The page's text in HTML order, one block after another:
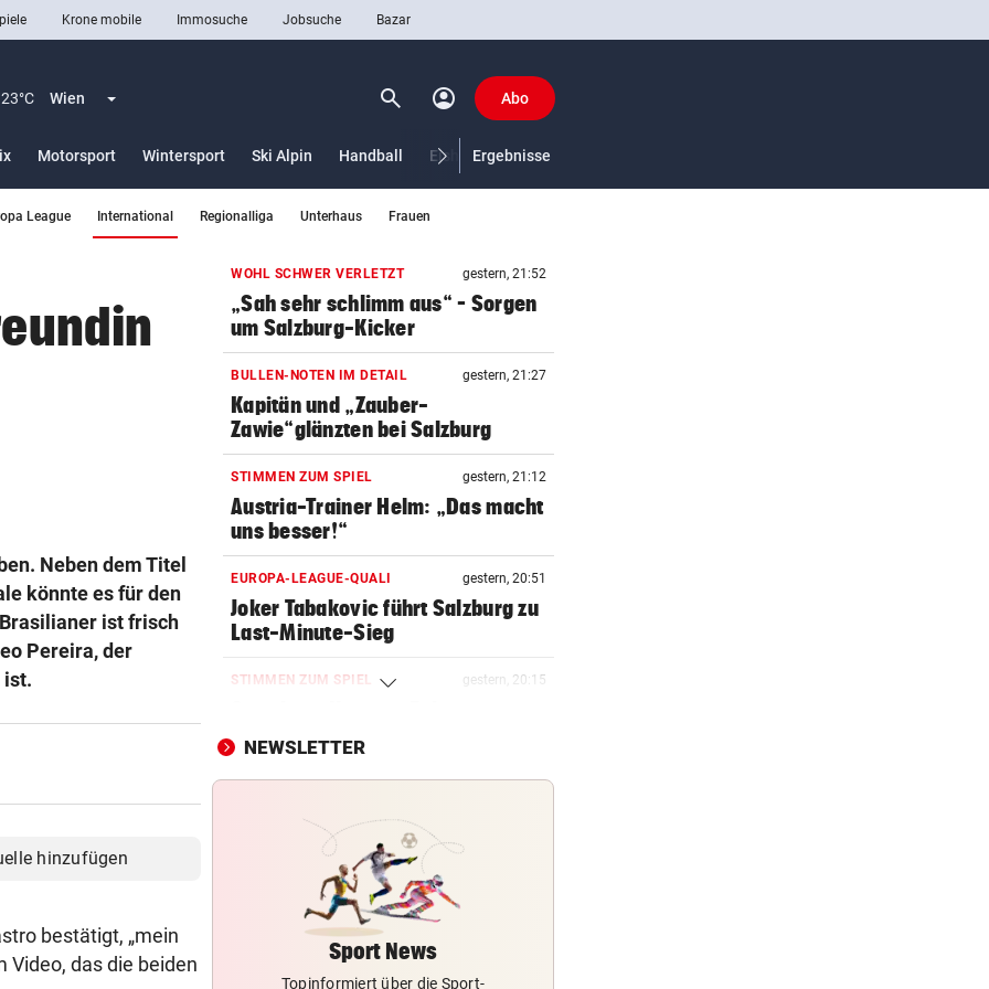
Krone mobile Immosuche Jobsuche Bazar
23°C Wien Menü aufklappen search Suchen
account_circle Abo
Motorsport Wintersport Ski Alpin Handball Eishockey US-Sport
Ergebnisse
League International Regionalliga Unterhaus Frauen
Neben dem Titel
könnte es für den
ist frisch
Pereira, der
ist.
hinzufügen
bestätigt, „mein
Video, das die beiden
WOHL SCHWER VERLETZT gestern, 21:52
„Sah sehr schlimm aus“ – Sorgen
um Salzburg-Kicker
BULLEN-NOTEN IM DETAIL gestern, 21:27
Kapitän und „Zauber-
Zawie“glänzten bei Salzburg
STIMMEN ZUM SPIEL gestern, 21:12
Austria-Trainer Helm: „Das macht
uns besser!“
EUROPA-LEAGUE-QUALI gestern, 20:51
Joker Tabakovic führt Salzburg zu
Last-Minute-Sieg
STIMMEN ZUM SPIEL gestern, 20:15
superhappy nach Hause“
ORKAN, KEIN STROM & CO gestern, 20:06
häufen sich
WASSERSPRINGEN
Knoll bei EM Achter vom Turm ++
Lotfi auf Rang 12!
SCHON NÄCHSTE SAISON gestern, 19:46
NEWSLETTER
Sport News
Topinformiert über die Sport-